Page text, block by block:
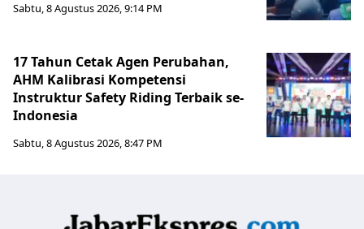
Sabtu, 8 Agustus 2026, 9:14 PM
17 Tahun Cetak Agen Perubahan,
AHM Kalibrasi Kompetensi
Instruktur Safety Riding Terbaik se-
Indonesia
Sabtu, 8 Agustus 2026, 8:47 PM